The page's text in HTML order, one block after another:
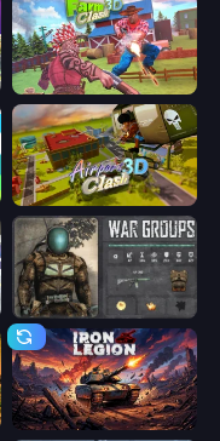
Farm Clash 3D
Airport Clash 3D
War Groups
Iron Legion